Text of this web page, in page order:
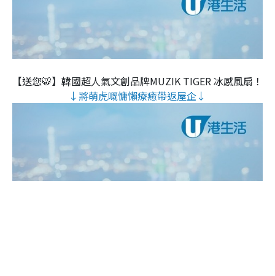
【送您🐯】韓國超人氣文創品牌MUZIK TIGER 冰感風扇！
↓將萌虎嘅慵懶療癒帶返屋企↓